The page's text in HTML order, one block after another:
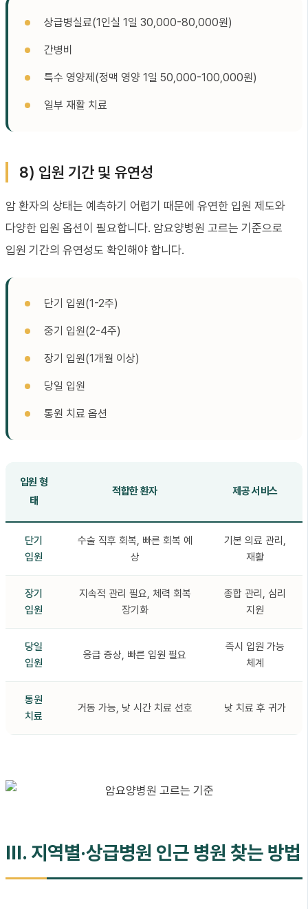
상급병실료(1인실 1일 30,000-80,000원)
간병비
특수 영양제(정맥 영양 1일 50,000-100,000원)
일부 재활 치료
8) 입원 기간 및 유연성
암 환자의 상태는 예측하기 어렵기 때문에 유연한 입원 제도와
다양한 입원 옵션이 필요합니다. 암요양병원 고르는 기준으로
입원 기간의 유연성도 확인해야 합니다.
단기 입원(1-2주)
중기 입원(2-4주)
장기 입원(1개월 이상)
당일 입원
통원 치료 옵션
입원 형
태
적합한 환자 제공 서비스
단기
입원
수술 직후 회복, 빠른 회복 예
상
기본 의료 관리,
재활
장기
입원
지속적 관리 필요, 체력 회복
장기화
종합 관리, 심리
지원
당일
입원
응급 증상, 빠른 입원 필요
즉시 입원 가능
체계
통원
치료
거동 가능, 낮 시간 치료 선호 낮 치료 후 귀가
III. 지역별·상급병원 인근 병원 찾는 방법